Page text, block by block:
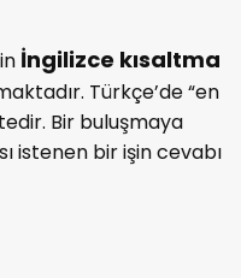
İngilizce kısaltma
Türkçe’de “en
Bir buluşmaya
istenen bir işin cevabı